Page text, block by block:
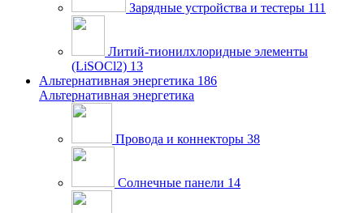
Зарядные устройства и тестеры 111
Литий-тионилхлоридные элементы
(LiSOCl2) 13
Альтернативная энергетика 186
Альтернативная энергетика
Провода и коннекторы 38
Солнечные панели 14